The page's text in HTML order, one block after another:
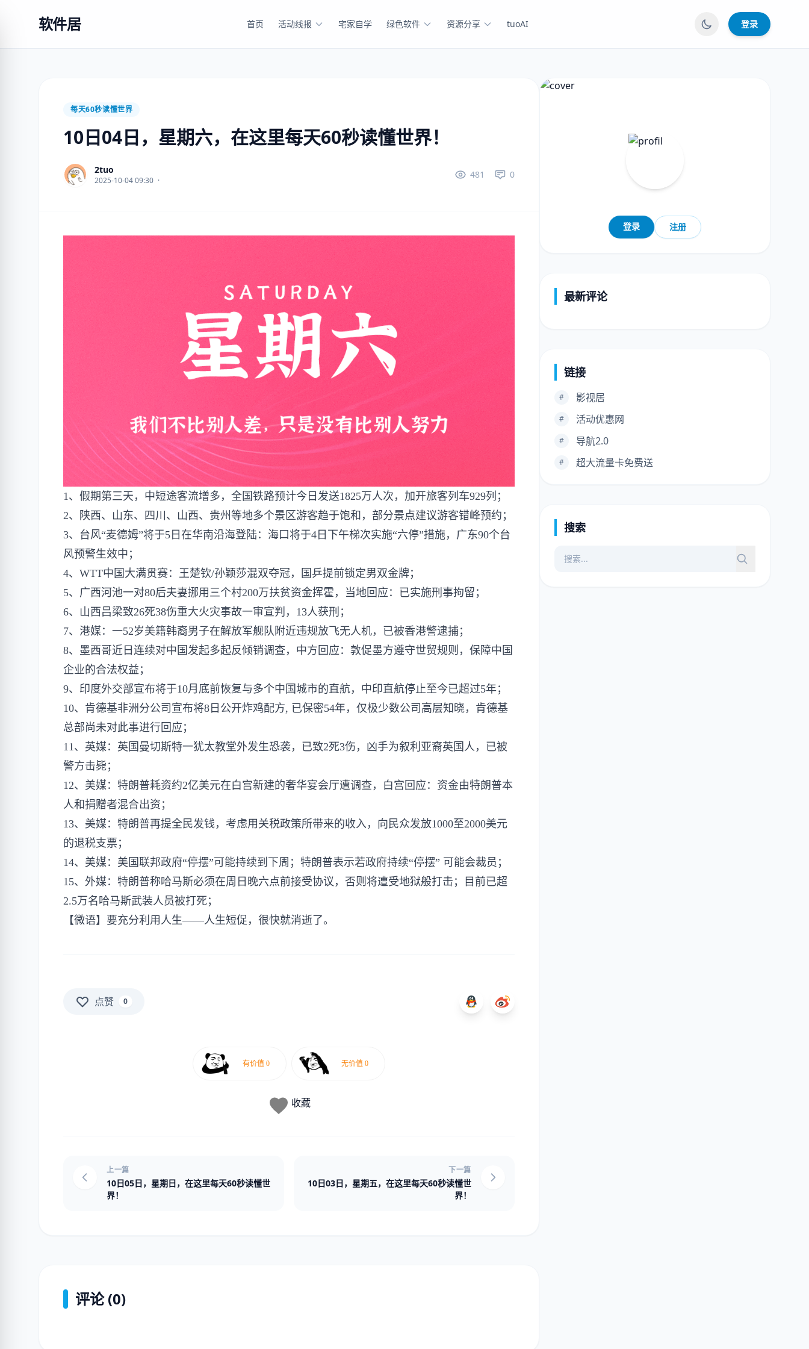
软件居 首页 活动线报 宅家自学 绿色软件 资源分享 tuoAI 登录
每天60秒读懂世界
10日04日，星期六，在这里每天60秒读懂世界！
2tuo
2025-10-04 09:30 ·
481 0
1、假期第三天，中短途客流增多，全国铁路预计今日发送1825万人次，加开旅客列车929列；
2、陕西、山东、四川、山西、贵州等地多个景区游客趋于饱和，部分景点建议游客错峰预约；
3、台风“麦德姆”将于5日在华南沿海登陆：海口将于4日下午梯次实施“六停”措施，广东90个台
风预警生效中；
4、WTT中国大满贯赛：王楚钦/孙颖莎混双夺冠，国乒提前锁定男双金牌；
5、广西河池一对80后夫妻挪用三个村200万扶贫资金挥霍，当地回应：已实施刑事拘留；
6、山西吕梁致26死38伤重大火灾事故一审宣判，13人获刑；
7、港媒：一52岁美籍韩裔男子在解放军舰队附近违规放飞无人机，已被香港警逮捕；
8、墨西哥近日连续对中国发起多起反倾销调查，中方回应：敦促墨方遵守世贸规则，保障中国
企业的合法权益；
9、印度外交部宣布将于10月底前恢复与多个中国城市的直航，中印直航停止至今已超过5年；
10、肯德基非洲分公司宣布将8日公开炸鸡配方, 已保密54年，仅极少数公司高层知晓，肯德基
总部尚未对此事进行回应；
11、英媒：英国曼切斯特一犹太教堂外发生恐袭，已致2死3伤，凶手为叙利亚裔英国人，已被
警方击毙；
12、美媒：特朗普耗资约2亿美元在白宫新建的奢华宴会厅遭调查，白宫回应：资金由特朗普本
人和捐赠者混合出资；
13、美媒：特朗普再提全民发钱，考虑用关税政策所带来的收入，向民众发放1000至2000美元
的退税支票；
14、美媒：美国联邦政府“停摆”可能持续到下周；特朗普表示若政府持续“停摆” 可能会裁员；
15、外媒：特朗普称哈马斯必须在周日晚六点前接受协议，否则将遭受地狱般打击；目前已超
2.5万名哈马斯武装人员被打死；
【微语】要充分利用人生——人生短促，很快就消逝了。
点赞 0
收藏
上一篇
10日05日，星期日，在这里每天60秒读懂世
界！
下一篇
10日03日，星期五，在这里每天60秒读懂世
界！
评论 (0)
登录 注册
最新评论
链接
# 影视居
# 活动优惠网
# 导航2.0
# 超大流量卡免费送
搜索